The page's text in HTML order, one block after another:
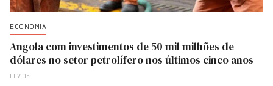
ECONOMIA
Angola com investimentos de 50 mil milhões de
dólares no setor petrolífero nos últimos cinco anos
FEV 05